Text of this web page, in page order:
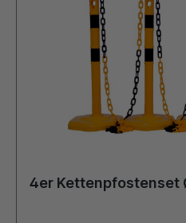
4er Kettenpfostenset